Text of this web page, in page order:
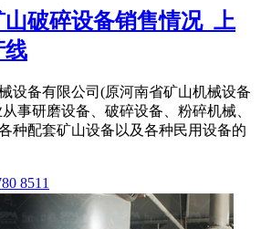
破碎设备销售情况_上
线
设备有限公司(原河南省矿山机械设备
事研磨设备、破碎设备、粉碎机械、
种配套矿山设备以及各种民用设备的
8511